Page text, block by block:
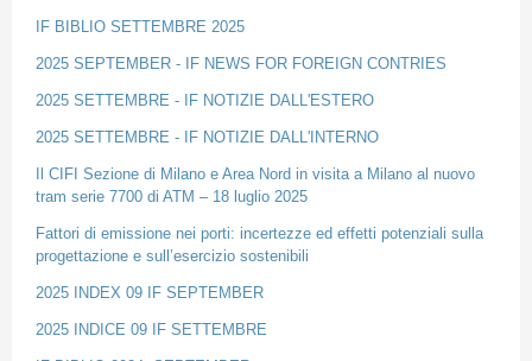
IF BIBLIO SETTEMBRE 2025
2025 SEPTEMBER - IF NEWS FOR FOREIGN CONTRIES
2025 SETTEMBRE - IF NOTIZIE DALL'ESTERO
2025 SETTEMBRE - IF NOTIZIE DALL'INTERNO
Il CIFI Sezione di Milano e Area Nord in visita a Milano al nuovo
tram serie 7700 di ATM – 18 luglio 2025
Fattori di emissione nei porti: incertezze ed effetti potenziali sulla
progettazione e sull’esercizio sostenibili
2025 INDEX 09 IF SEPTEMBER
2025 INDICE 09 IF SETTEMBRE